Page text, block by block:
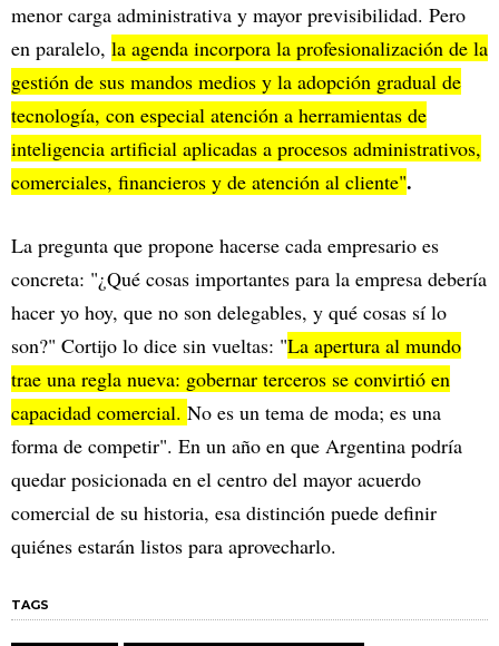
menor carga administrativa y mayor previsibilidad. Pero
en paralelo, la agenda incorpora la profesionalización de la
gestión de sus mandos medios y la adopción gradual de
tecnología, con especial atención a herramientas de
inteligencia artificial aplicadas a procesos administrativos,
comerciales, financieros y de atención al cliente".
La pregunta que propone hacerse cada empresario es
concreta: "¿Qué cosas importantes para la empresa debería
hacer yo hoy, que no son delegables, y qué cosas sí lo
son?" Cortijo lo dice sin vueltas: "La apertura al mundo
trae una regla nueva: gobernar terceros se convirtió en
capacidad comercial. No es un tema de moda; es una
forma de competir". En un año en que Argentina podría
quedar posicionada en el centro del mayor acuerdo
comercial de su historia, esa distinción puede definir
quiénes estarán listos para aprovecharlo.
TAGS